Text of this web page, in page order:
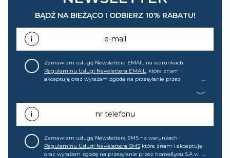
BĄDŹ NA BIEŻĄCO I ODBIERZ 10% RABATU!
e-mail
Zamawiam usługę Newslettera EMAIL na warunkach
Regulaminu Usługi Newslettera EMAIL, które znam i
akceptuję oraz wyrażam zgodę na przesyłanie przez
promocjach, wyprzedażach). Wiem, że mogę tę zgodę w
każdej chwili cofnąć.nr telefonu
Zamawiam usługę Newslettera SMS na warunkach
Regulaminu Usługi Newslettera SMS które znam i akceptuję
oraz wyrażam zgodę na przesyłanie przez home&you S.A w